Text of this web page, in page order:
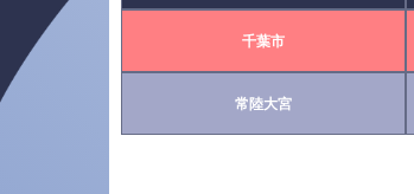
千葉市
常陸大宮
o
e